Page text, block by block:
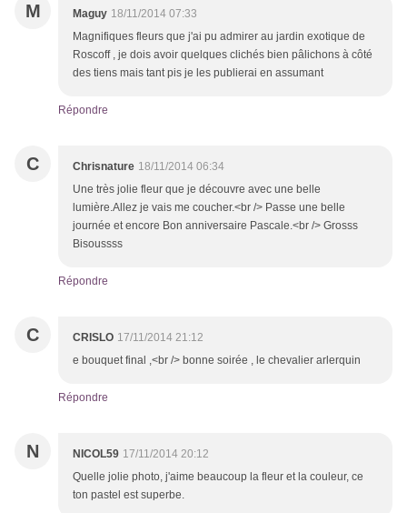
M Maguy 18/11/2014 07:33
Magnifiques fleurs que j'ai pu admirer au jardin exotique de
Roscoff , je dois avoir quelques clichés bien pâlichons à côté
des tiens mais tant pis je les publierai en assumant
Répondre
C Chrisnature 18/11/2014 06:34
Une très jolie fleur que je découvre avec une belle
lumière.Allez je vais me coucher.<br /> Passe une belle
journée et encore Bon anniversaire Pascale.<br /> Grosss
Bisoussss
Répondre
C CRISLO 17/11/2014 21:12
e bouquet final ,<br /> bonne soirée , le chevalier arlerquin
Répondre
N NICOL59 17/11/2014 20:12
Quelle jolie photo, j'aime beaucoup la fleur et la couleur, ce
ton pastel est superbe.